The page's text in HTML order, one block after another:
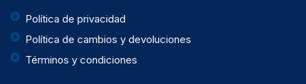
Política de privacidad
Política de cambios y devoluciones
Términos y condiciones